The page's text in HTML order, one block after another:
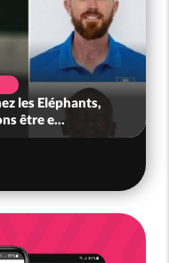
les Eléphants,
être e...